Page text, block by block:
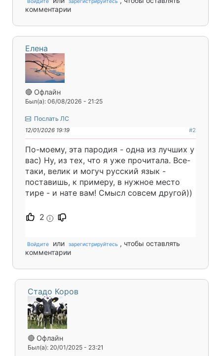
Войдите зарегистрируйтесь
комментарии
Елена
🔴 Офлайн
Был(а): 06/08/2026 - 21:25
Послать ЛС
12/01/2026 19:19 #2
По-моему, эта пародия - одна из лучших у
вас) Ну, из тех, что я уже прочитала. Все-
таки, велик и могуч русский язык -
поставишь, к примеру, в нужное место
тире - и нате вам! Смысл совсем другой))
2 i
Войдите или зарегистрируйтесь , чтобы оставлять
комментарии
Стадо Коров
🔴 Офлайн
Был(а): 20/01/2025 - 23:21